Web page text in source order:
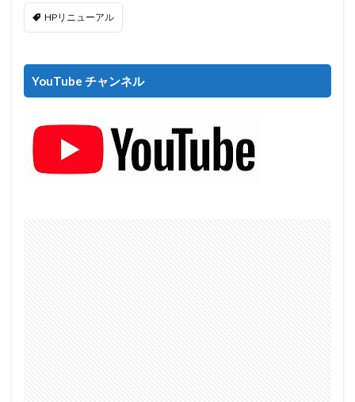
HPリニューアル
YouTube チャンネル